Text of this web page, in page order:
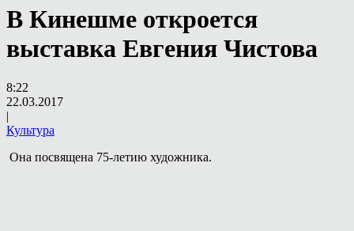
В Кинешме откроется
выставка Евгения Чистова
8:22
22.03.2017
|
Культура
Она посвящена 75-летию художника.